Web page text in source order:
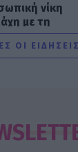
νίκη
με τη
την
στις
διακοπές
ΟΙ ΕΙΔΗΣΕΙΣ